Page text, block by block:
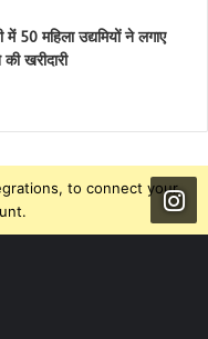
में 50 महिला उद्यमियों ने लगाए
खरीदारी
to connect your